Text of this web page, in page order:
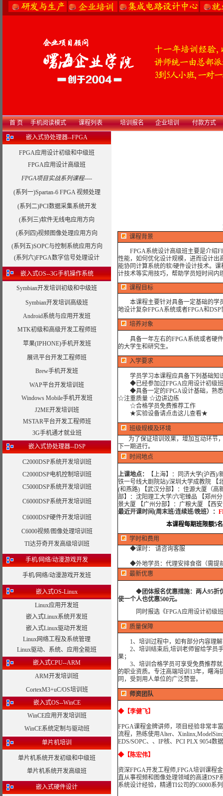
首 页 手机阅读模式 课程列表 培训报名 企业培训 付款方式
嵌入式协处理器--FPGA
FPGA应用设计初级和中级班
FPGA应用设计高级班
FPGA项目实战系列课程----
(系列一)Spartan-6 FPGA 视频处理
(系列二)PCI数据采集系统开发
(系列三)软件无线电应用方向
(系列四)视频图像处理应用方向
(系列五)SOPC与控制系统应用方向
(系列六)FPGA数字信号处理设计
嵌入式OS--3G手机操作系统
Symbian开发培训初级和中级班
Symbian开发培训高级班
Android系统与应用开发班
MTK初级和高级开发工程师班
苹果(IPHONE)手机开发班
展讯平台开发工程师班
Brew手机开发班
WAP平台开发培训班
Windows Mobile手机开发班
J2ME开发培训班
MSTAR平台开发工程师班
3G手机通才就业班
嵌入式协处理器--DSP
C2000DSP系统开发培训班
C2000DSP电机控制培训班
C5000DSP系统开发培训班
C6000DSP系统开发培训班
C6000DSP硬件开发培训班
C6000视频/图像处理培训班
TI达芬奇开发高级培训班
手机/网络/动漫游戏开发
手机/网络/动漫游戏开发班
嵌入式OS-Linux
Linux应用开发班
嵌入式Linux系统开发班
嵌入式Linux驱动开发班
Linux网络工程及系统管理
Linux驱动、系统、应用全能班
嵌入式CPU--ARM
ARM开发培训班
CortexM3+uC/OS培训班
嵌入式OS--WinCE
WinCE应用开发培训班
WinCE系统定制与驱动班
单片机培训
单片机系统开发初级和中级班
单片机系统开发高级班
嵌入式硬件设计
课程背景
FPGA系统设计高级班主要是介绍
性能，如何优化设计规模，进而设计出
能协同计算系统的软/硬件设计技术。
计技术等实用技巧，帮助学员短时间内
课程目标
本课程主要针对具备一定基础的学
地设计复杂FPGA系统或者FPGA和
培养对象
具备一年左右的FPGA系统或者硬件
的大学生和研究生。
入学要求
学员学习本课程应具备下列基础知
◆已经参加过FPGA应用设计初级班
◆具备一定的FPGA设计基础，熟悉
☆注重质量 ☆边讲边练
☆合格学员免费推荐工作
★实验设备请点击这儿查看★
班级规模及环境
为了保证培训效果，增加互动环节，
下一期进行。
时间地点
上课地点：
【上海】：同济大学(沪西
铁一号线大剧院站)/深圳大学成教院 【
(和燕路) 【武汉分部】：佳源大厦（高
部】：沈阳理工大学/六宅臻品 【郑州
景大厦 【广州分部】：广粮大厦 【西
最近开课时间(周末班/连续班/晚班）：
本课程每期班限额5
学时和费用
◆课时： 请咨询客服
◆外地学员：代理安排食宿（需提
最新优惠
◆团体报名优惠措施： 两人95折
使一个人也优惠500元。
同时报选《FPGA应用设计初级
质量保障
1、培训过程中，如有部分内容理解
2、培训结束后,培训老师留给学员手
果；
3、培训合格学员可享受免费推荐就
的职业资质。专注高端培训13年，曙
同，受到用人单位的广泛赞誉。
师资团队
◆【李健飞】
FPGA课程金牌讲师，项目经验非常丰
流程，熟练使用Alter、
EDS/SOPC、、IP核、PCI PLX 9054数
◆【陈宏伟】
资深FPGA开发工程师,FPGA培训课程
直从事视频和图像处理领域的高速
系统设计经验，精通TI公司的C6000系